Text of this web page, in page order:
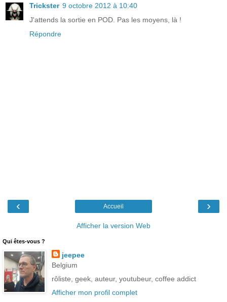
Trickster 9 octobre 2012 à 10:40
J'attends la sortie en POD. Pas les moyens, là !
Répondre
‹ ›
Accueil
Afficher la version Web
Qui êtes-vous ?
jeepee
Belgium
rôliste, geek, auteur, youtubeur, coffee addict
Afficher mon profil complet